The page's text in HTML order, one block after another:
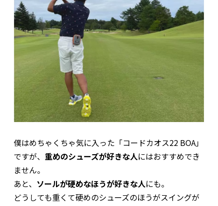
僕はめちゃくちゃ気に入った「コードカオス22 BOA」
ですが、 重めのシューズが好きな人にはおすすめでき
ません。
あと、 ソールが硬めなほうが好きな人にも。
どうしても重くて硬めのシューズのほうがスイングが